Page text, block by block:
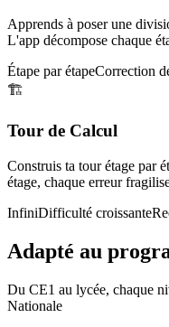
Apprends à poser une
L'app décompose chaque
Étape par étapeCorrection
🏗️
Tour de Calcul
Construis ta tour étage par
étage, chaque erreur
InfiniDifficulté croissante
Adapté au
Du CE1 au lycée, chaque
Nationale